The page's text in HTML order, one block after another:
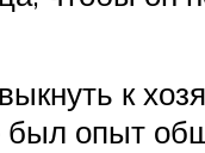
к
опыт